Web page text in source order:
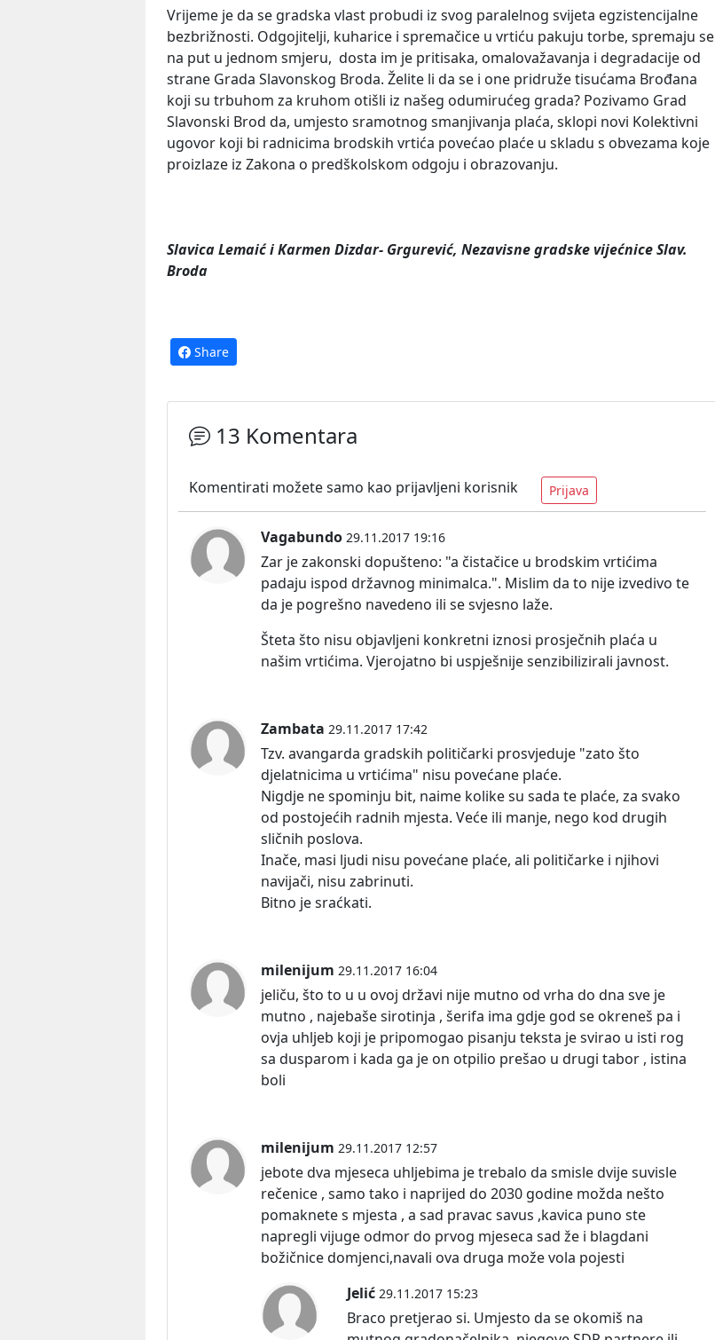
Vrijeme je da se gradska vlast probudi iz svog paralelnog svijeta egzistencijalne
bezbrižnosti. Odgojitelji, kuharice i spremačice u vrtiću pakuju torbe, spremaju se
na put u jednom smjeru, dosta im je pritisaka, omalovažavanja i degradacije od
strane Grada Slavonskog Broda. Želite li da se i one pridruže tisućama Brođana
koji su trbuhom za kruhom otišli iz našeg odumirućeg grada? Pozivamo Grad
Slavonski Brod da, umjesto sramotnog smanjivanja plaća, sklopi novi Kolektivni
ugovor koji bi radnicima brodskih vrtića povećao plaće u skladu s obvezama koje
proizlaze iz Zakona o predškolskom odgoju i obrazovanju.
Slavica Lemaić i Karmen Dizdar- Grgurević, Nezavisne gradske vijećnice Slav.
Broda
Share
13 Komentara
Komentirati možete samo kao prijavljeni korisnik Prijava
Vagabundo 29.11.2017 19:16
Zar je zakonski dopušteno: "a čistačice u brodskim vrtićima
padaju ispod državnog minimalca.". Mislim da to nije izvedivo te
da je pogrešno navedeno ili se svjesno laže.
Šteta što nisu objavljeni konkretni iznosi prosječnih plaća u
našim vrtićima. Vjerojatno bi uspješnije senzibilizirali javnost.
Zambata 29.11.2017 17:42
Tzv. avangarda gradskih političarki prosvjeduje "zato što
djelatnicima u vrtićima" nisu povećane plaće.
Nigdje ne spominju bit, naime kolike su sada te plaće, za svako
od postojećih radnih mjesta. Veće ili manje, nego kod drugih
sličnih poslova.
Inače, masi ljudi nisu povećane plaće, ali političarke i njihovi
navijači, nisu zabrinuti.
Bitno je sraćkati.
milenijum 29.11.2017 16:04
jeliču, što to u u ovoj državi nije mutno od vrha do dna sve je
mutno , najebaše sirotinja , šerifa ima gdje god se okreneš pa i
ovja uhljeb koji je pripomogao pisanju teksta je svirao u isti rog
sa dusparom i kada ga je on otpilio prešao u drugi tabor , istina
boli
milenijum 29.11.2017 12:57
jebote dva mjeseca uhljebima je trebalo da smisle dvije suvisle
rečenice , samo tako i naprijed do 2030 godine možda nešto
pomaknete s mjesta , a sad pravac savus ,kavica puno ste
napregli vijuge odmor do prvog mjeseca sad že i blagdani
božičnice domjenci,navali ova druga može vola pojesti
Jelić 29.11.2017 15:23
Braco pretjerao si. Umjesto da se okomiš na